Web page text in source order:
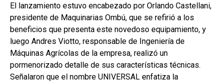
El lanzamiento estuvo encabezado por Orlando Castellani,
presidente de Maquinarias Ombú, que se refirió a los
beneficios que presenta este novedoso equipamiento, y
luego Andres Viotto, responsable de Ingeniería de
Máquinas Agrícolas de la empresa, realizó un
pormenorizado detalle de sus características técnicas.
Señalaron que el nombre UNIVERSAL enfatiza la